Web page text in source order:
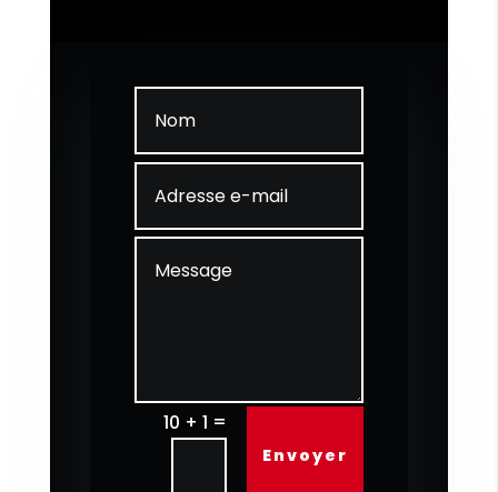
10 + 1 =
Envoyer